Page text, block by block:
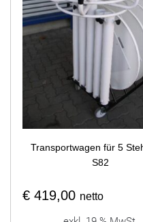
Transportwagen für 5
S82
€ 419,00 netto